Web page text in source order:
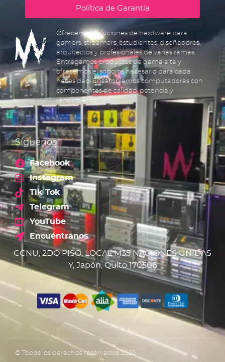
Política de Garantía
Ofrecemos soluciones de hardware para
gamers, streamers, estudiantes, diseñadores,
arquitectos y profesionales de varias ramas.
Entregamos productos de gama alta y
ofrecemos el soporte necesario para cada
necesidad. Ensamblamos computadoras con
componentes de calidad, potencia y
rendimiento.
Síguenos
Facebook
Instagram
Tik Tok
Telegram
YouTube
Encuéntranos
CCNU, 2DO PISO, LOCAL M35 NACIONES UNIDAS
Y, Japón, Quito 170506
© Todos los derechos reservados 2022